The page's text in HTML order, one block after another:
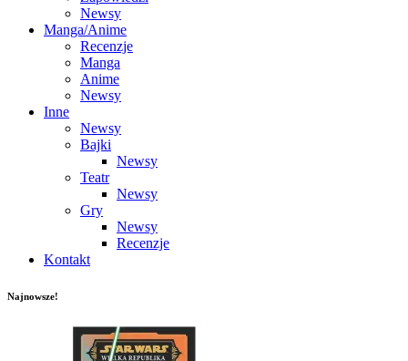
Newsy
Manga/Anime
Recenzje
Manga
Anime
Newsy
Inne
Newsy
Bajki
Newsy
Teatr
Newsy
Gry
Newsy
Recenzje
Kontakt
Najnowsze!